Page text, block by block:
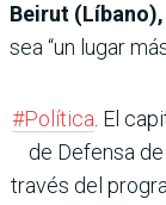
Beirut
sea “un lugar
#Política . El
de Defensa
través del